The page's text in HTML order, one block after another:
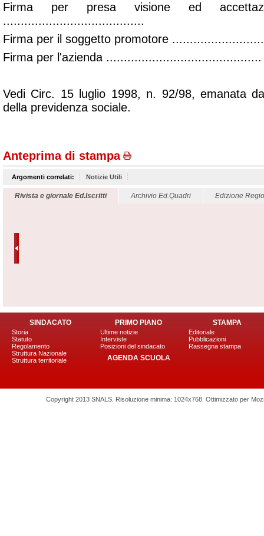
Firma per presa visione ed
........................................
Firma per il soggetto promotore
Firma per l'azienda ............................................
Vedi Circ. 15 luglio 1998, n. 92/98, emanata
della previdenza sociale.
Anteprima di stampa
Argomenti correlati: Notizie Utili
Rivista e giornale Ed.Iscritti Archivio Ed.Quadri Edizione
SINDACATO
Storia
Statuto
Regolamento
Struttura Nazionale
Struttura territoriale
PRIMO PIANO
Ultime notizie
Interviste
Posizioni del sindacato
AGENDA SCUOLA
STAMPA
Editoriale
Pubblicazioni
Rassegna stampa
Copyright 2013 SNALS. Risoluzione minima: 1024x768. Ottimizzato per